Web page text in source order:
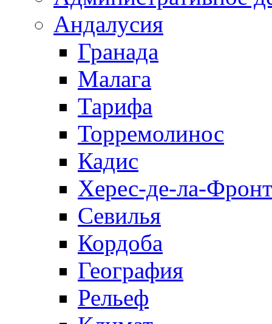
Андалусия
Гранада
Малага
Тарифа
Торремолинос
Кадис
Херес-де-ла-
Севилья
Кордоба
География
Рельеф